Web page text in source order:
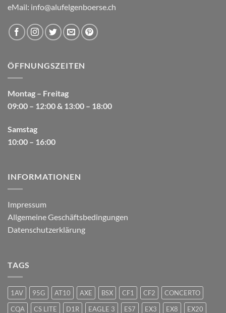
eMail: info@alufelgenboerse.ch
ÖFFNUNGSZEITEN
Montag – Freitag
09:00 – 12:00 & 13:00 – 18:00
Samstag
10:00 – 16:00
INFORMATIONEN
Impressum
Allgemeine Geschäftsbedingungen
Datenschutzerklärung
TAGS
1AV 95G AT10 AXE BSX CF1 CF2
CONCERTO
CQA
CS LITE D1R EAGLE 3 ES7 EX3 EX8 EX20